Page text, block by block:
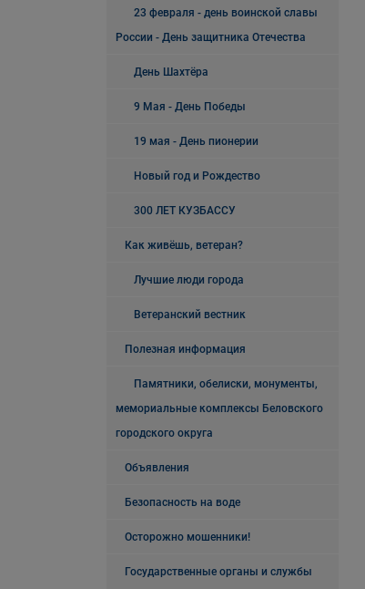
23 февраля - день воинской славы
России - День защитника Отечества
День Шахтёра
9 Мая - День Победы
19 мая - День пионерии
Новый год и Рождество
300 ЛЕТ КУЗБАССУ
Как живёшь, ветеран?
Лучшие люди города
Ветеранский вестник
Полезная информация
Памятники, обелиски, монументы,
мемориальные комплексы Беловского
городского округа
Объявления
Безопасность на воде
Осторожно мошенники!
Государственные органы и службы